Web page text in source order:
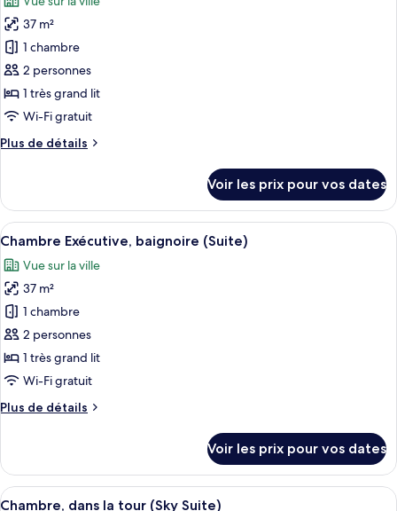
Chambre
Double
Deluxe,
baignoire,
vue
ville
les
photos
pour
ce
type
de
chambre :
Chambre
(Suite)
37 m²
1 chambre
2 personnes
1 très grand lit
Wi-Fi gratuit
Plus de détails
Plus
le
type
de
Chambre
Sénior,
baignoire
(Suite)
Voir les prix pour vos dates
Afficher
toutes
les
photos
pour
ce
type
de
chambre :
Chambre
(Suite)
Une salle de bain d’hôtel moderne,
7
Chambre Exécutive, baignoire (Suite)
Vue sur la ville
37 m²
1 chambre
2 personnes
1 très grand lit
Wi-Fi gratuit
Plus de détails
Plus
le
type
de
Voir les prix pour vos dates
Afficher
Une chambre d’hôtel avec un grand
8
Chambre, dans la tour (Sky Suite)